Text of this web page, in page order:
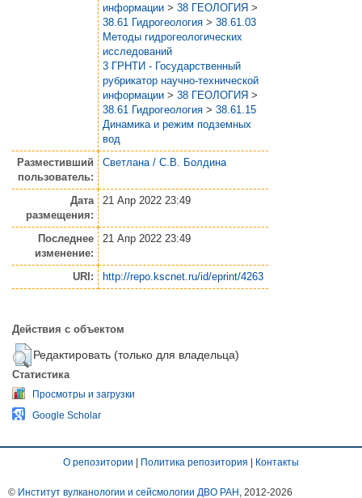
информации > 38 ГЕОЛОГИЯ >
38.61 Гидрогеология > 38.61.03
Методы гидрогеологических
исследований
3 ГРНТИ - Государственный
рубрикатор научно-технической
информации > 38 ГЕОЛОГИЯ >
38.61 Гидрогеология > 38.61.15
Динамика и режим подземных
вод
Разместивший
пользователь:
Светлана / С.В. Болдина
Дата
размещения:
21 Апр 2022 23:49
Последнее
изменение:
21 Апр 2022 23:49
URI: http://repo.kscnet.ru/id/eprint/4263
Действия с объектом
Редактировать (только для владельца)
Статистика
Просмотры и загрузки
Google Scholar
О репозитории | Политика репозитория | Контакты
© Институт вулканологии и сейсмологии ДВО РАН , 2012-2026